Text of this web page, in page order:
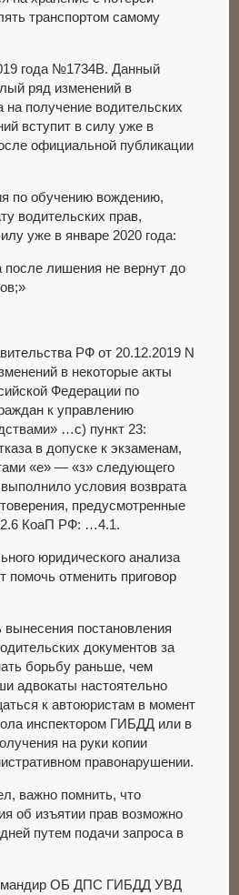
транспортом самому
года №1734В. Данный
ряд изменений в
на получение водительских
вступит в силу уже в
официальной публикации
по обучению вождению,
водительских прав,
уже в январе 2020 года:
после лишения не вернут до
РФ от 20.12.2019 N
в некоторые акты
Федерации по
к управлению
…с) пункт 23:
в допуске к экзаменам,
«е» — «з» следующего
условия возврата
предусмотренные
КоаП РФ: …4.1.
юридического анализа
помочь отменить приговор
постановления
документов за
борьбу раньше, чем
адвокаты настоятельно
к автоюристам в момент
инспектором ГИБДД или в
на руки копии
правонарушении.
важно помнить, что
об изъятии прав возможно
путем подачи запроса в
ОБ ДПС ГИБДД УВД